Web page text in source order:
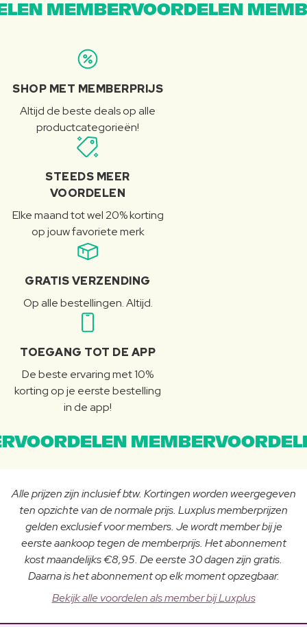
MEMBERVOORDELEN
SHOP MET MEMBERPRIJS
Altijd de beste deals op alle
productcategorieën!
STEEDS MEER
VOORDELEN
Elke maand tot wel 20% korting
op jouw favoriete merk
GRATIS VERZENDING
Op alle bestellingen. Altijd.
TOEGANG TOT DE APP
De beste ervaring met 10%
korting op je eerste bestelling
in de app!
Alle prijzen zijn inclusief btw. Kortingen worden weergegeven
ten opzichte van de normale prijs. Luxplus memberprijzen
gelden exclusief voor members. Je wordt member bij je
eerste aankoop tegen de memberprijs. Het abonnement
kost maandelijks €8,95. De eerste 30 dagen zijn gratis.
Daarna is het abonnement op elk moment opzegbaar.
Bekijk alle voordelen als member bij Luxplus